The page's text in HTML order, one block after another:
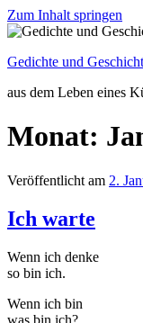
Zum Inhalt springen
Gedichte und
aus dem Leben eines
Monat:
Veröffentlicht am 2.
Ich warte
Wenn ich denke
so bin ich.
Wenn ich bin
was bin ich?